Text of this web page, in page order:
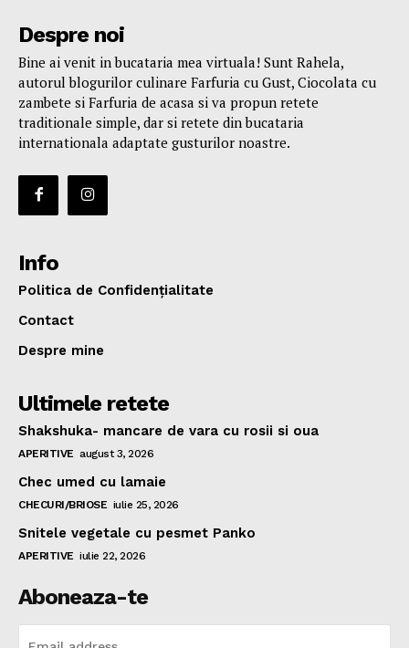
Despre noi
Bine ai venit in bucataria mea virtuala! Sunt Rahela,
autorul blogurilor culinare Farfuria cu Gust, Ciocolata cu
zambete si Farfuria de acasa si va propun retete
traditionale simple, dar si retete din bucataria
internationala adaptate gusturilor noastre.
Info
Politica de Confidențialitate
Contact
Despre mine
Ultimele retete
Shakshuka- mancare de vara cu rosii si oua
APERITIVE august 3, 2026
Chec umed cu lamaie
CHECURI/BRIOSE iulie 25, 2026
Snitele vegetale cu pesmet Panko
APERITIVE iulie 22, 2026
Aboneaza-te